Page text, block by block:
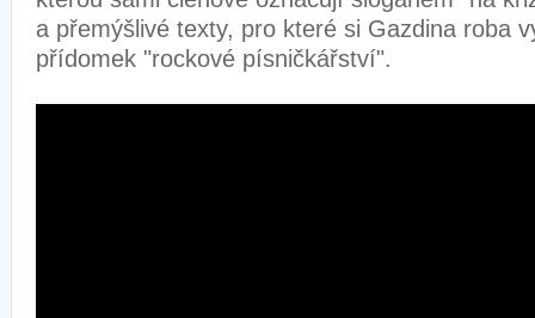
a přemýšlivé texty, pro které si Gazdina roba
přídomek "rockové písničkářství".